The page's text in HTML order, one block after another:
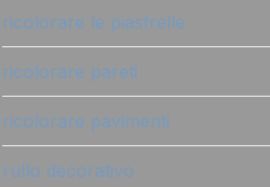
ricolorare le piastrelle
ricolorare pareti
ricolorare pavimenti
rullo decorativo